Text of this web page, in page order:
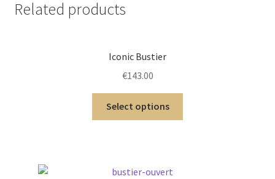
Related products
Iconic Bustier
€143.00
Select options